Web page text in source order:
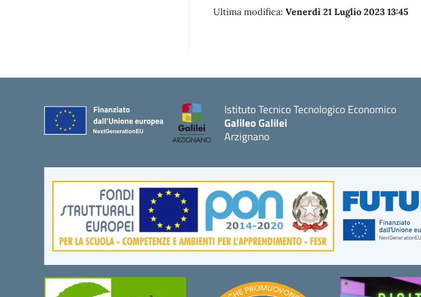
Ultima modifica: Venerdì 21 Luglio 2023 13:45
Istituto Tecnico Tecnologico Economico
Galileo Galilei
Arzignano